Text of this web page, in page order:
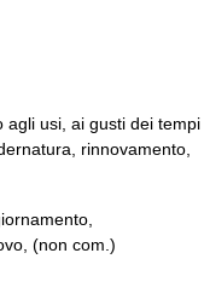
usi, ai gusti dei tempi
rinnovamento,
(non com.)